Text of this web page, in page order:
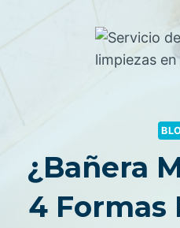
¿Bañera
4 Formas